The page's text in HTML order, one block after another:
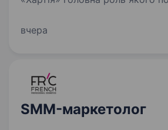
безперервно вести бойові дії,
вчера
SMM-маркетолог